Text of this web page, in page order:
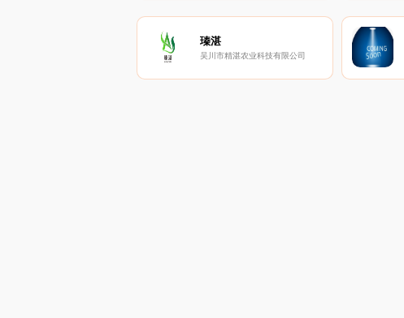
瑧湛
吴川市精湛农业科技有限公司